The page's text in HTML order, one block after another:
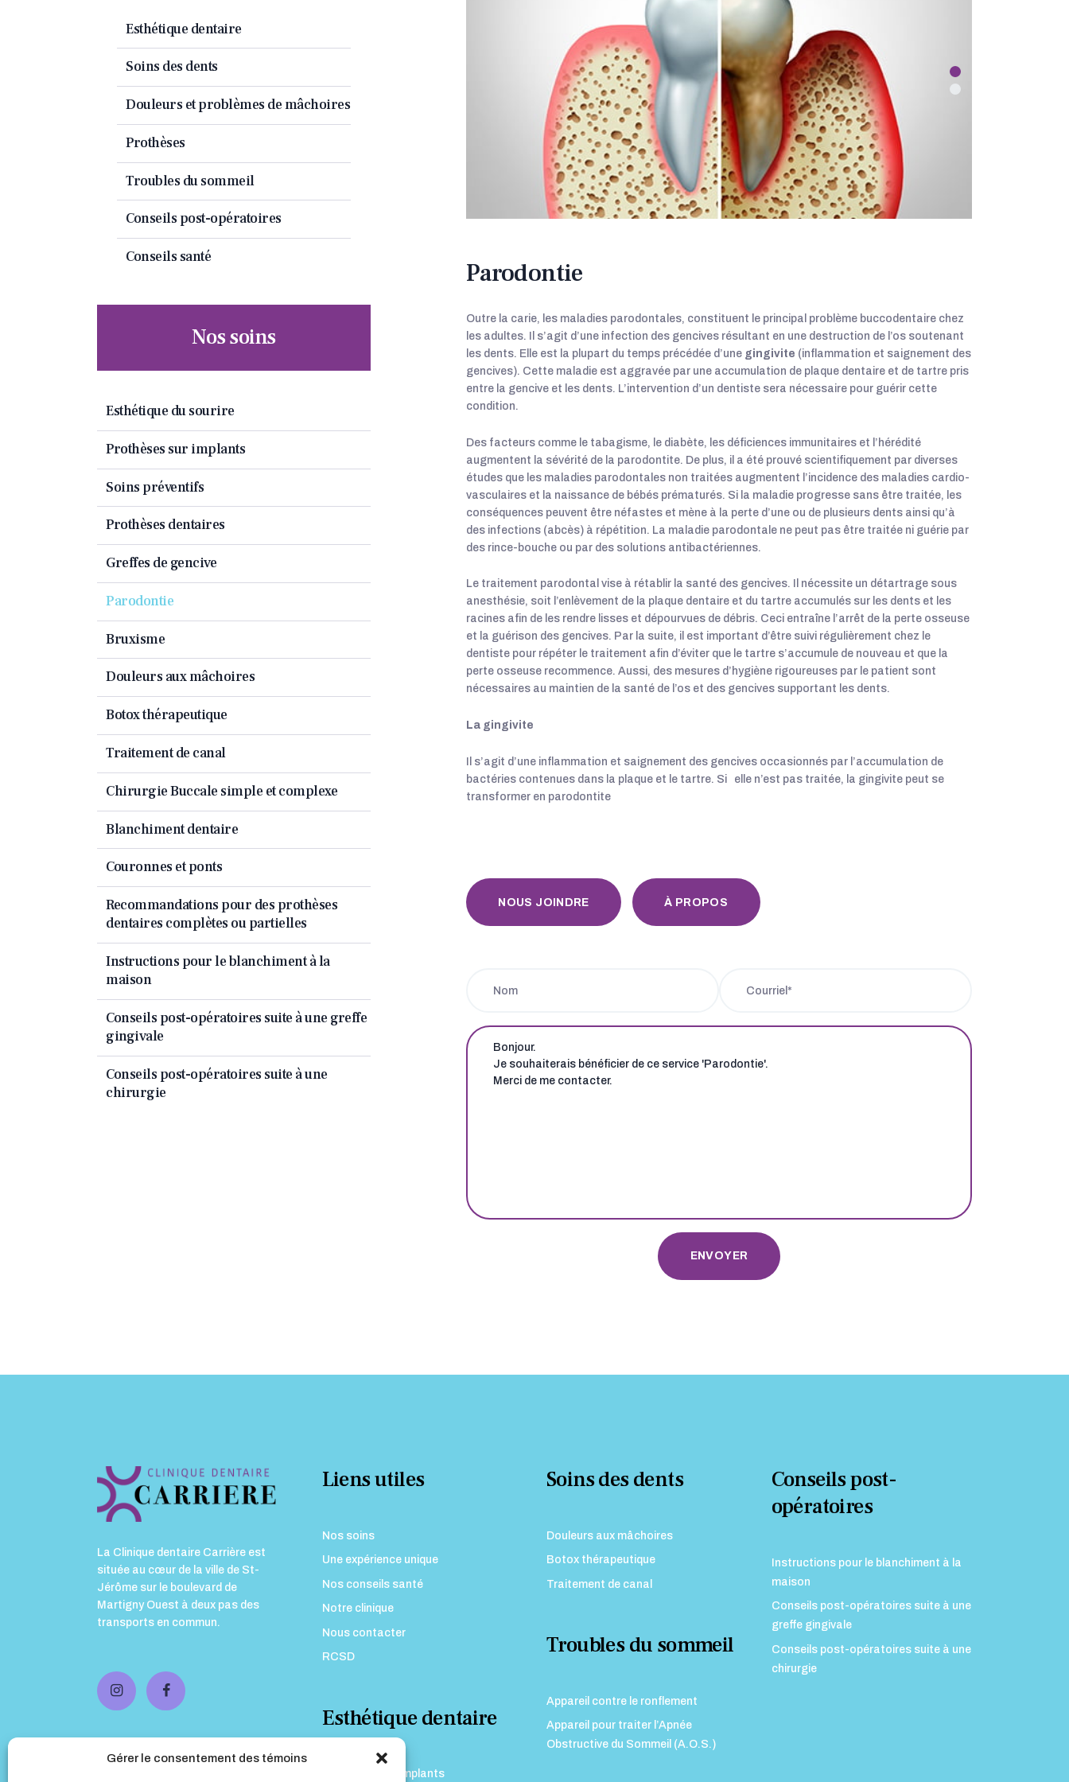
Gérer le consentement des témoins
Parodontie
Outre la carie, les maladies parodontales, constituent le principal problème buccodentaire chez
les adultes. Il s’agit d’une infection des gencives résultant en une destruction de l’os soutenant
les dents. Elle est la plupart du temps précédée d’une gingivite (inflammation et saignement des
gencives). Cette maladie est aggravée par une accumulation de plaque dentaire et de tartre pris
entre la gencive et les dents. L’intervention d’un dentiste sera nécessaire pour guérir cette
condition.
Des facteurs comme le tabagisme, le diabète, les déficiences immunitaires et l’hérédité
augmentent la sévérité de la parodontite. De plus, il a été prouvé scientifiquement par diverses
études que les maladies parodontales non traitées augmentent l’incidence des maladies cardio-
vasculaires et la naissance de bébés prématurés. Si la maladie progresse sans être traitée, les
conséquences peuvent être néfastes et mène à la perte d’une ou de plusieurs dents ainsi qu’à
des infections (abcès) à répétition. La maladie parodontale ne peut pas être traitée ni guérie par
des rince-bouche ou par des solutions antibactériennes.
Le traitement parodontal vise à rétablir la santé des gencives. Il nécessite un détartrage sous
anesthésie, soit l’enlèvement de la plaque dentaire et du tartre accumulés sur les dents et les
racines afin de les rendre lisses et dépourvues de débris. Ceci entraîne l’arrêt de la perte osseuse
et la guérison des gencives. Par la suite, il est important d’être suivi régulièrement chez le
dentiste pour répéter le traitement afin d’éviter que le tartre s’accumule de nouveau et que la
perte osseuse recommence. Aussi, des mesures d’hygiène rigoureuses par le patient sont
nécessaires au maintien de la santé de l’os et des gencives supportant les dents.
La gingivite
Il s’agit d’une inflammation et saignement des gencives occasionnés par l’accumulation de
bactéries contenues dans la plaque et le tartre. Si elle n’est pas traitée, la gingivite peut se
transformer en parodontite
NOUS JOINDRE À PROPOS
Esthétique dentaire
Soins des dents
Douleurs et problèmes de mâchoires
Prothèses
Troubles du sommeil
Conseils post-opératoires
Conseils santé
Nos soins
Esthétique du sourire
Prothèses sur implants
Soins préventifs
Prothèses dentaires
Greffes de gencive
Parodontie
Bruxisme
Douleurs aux mâchoires
Botox thérapeutique
Traitement de canal
Chirurgie Buccale simple et complexe
Blanchiment dentaire
Couronnes et ponts
Recommandations pour des prothèses
dentaires complètes ou partielles
Instructions pour le blanchiment à la
maison
Conseils post-opératoires suite à une greffe
gingivale
Conseils post-opératoires suite à une
chirurgie
La Clinique dentaire Carrière est
située au cœur de la ville de St-
Jérôme sur le boulevard de
Martigny Ouest à deux pas des
transports en commun.
Liens utiles
Nos soins
Une expérience unique
Nos conseils santé
Notre clinique
Nous contacter
RCSD
Esthétique dentaire
Prothèses sur implants
Soins des dents
Douleurs aux mâchoires
Botox thérapeutique
Traitement de canal
Troubles du sommeil
Appareil contre le ronflement
Appareil pour traiter l’Apnée
Obstructive du Sommeil (A.O.S.)
Conseils post-
opératoires
Instructions pour le blanchiment à la
maison
Conseils post-opératoires suite à une
greffe gingivale
Conseils post-opératoires suite à une
chirurgie